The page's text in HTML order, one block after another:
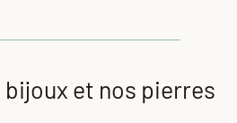
et nos pierres